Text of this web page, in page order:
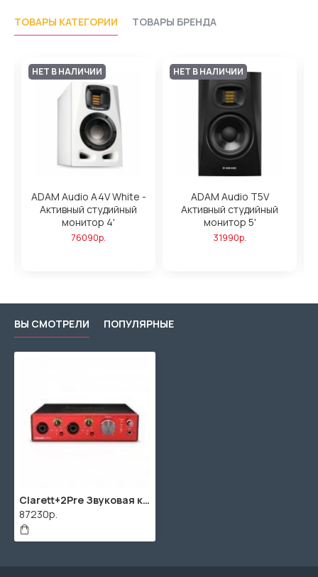
ТОВАРЫ КАТЕГОРИИ ТОВАРЫ БРЕНДА
НЕТ В НАЛИЧИИ
ADAM Audio A4V White -
Активный студийный
монитор 4'
76090р.
НЕТ В НАЛИЧИИ
ADAM Audio T5V
Активный студийный
монитор 5'
31990р.
ВЫ СМОТРЕЛИ ПОПУЛЯРНЫЕ
Clarett+2Pre Звуковая карта USB, 2 входа-4 выхода, 24 бит/192 кГц, Focusrite
87230р.